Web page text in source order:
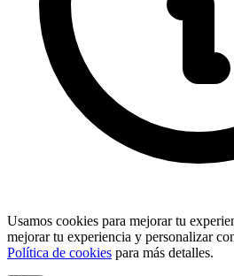
Usamos cookies para mejorar tu
mejorar tu experiencia y personalizar
Política de cookies para más detalles.